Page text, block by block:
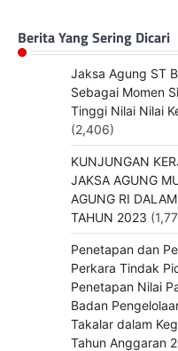
Berita Yang Sering Dicari
Jaksa Agung ST
Sebagai Momen
Tinggi Nilai Nilai
(2,406)
KUNJUNGAN
JAKSA AGUNG
AGUNG RI
TAHUN 2023
Penetapan dan
Perkara Tindak
Penetapan Nilai
Badan
Takalar dalam
Tahun Anggaran